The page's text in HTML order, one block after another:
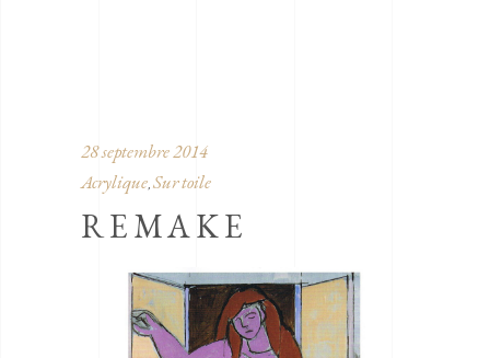
28 septembre 2014
Acrylique, Sur toile
REMAKE